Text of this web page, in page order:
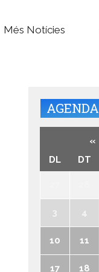
Més Notícies
AGENDA
«
DL
DT
3 4
10 11
17 18